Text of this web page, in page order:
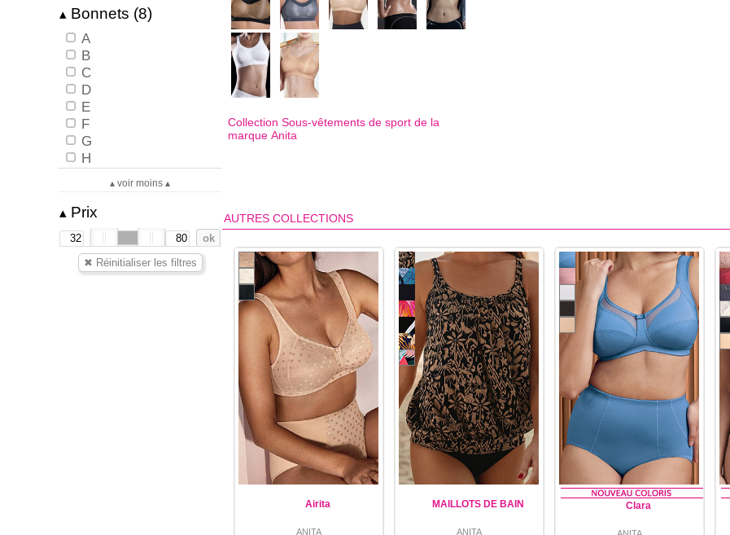
Rose elégant
Smart rose
▴ Bonnets (8)
A
B
C
D
E
F
G
H
▴ voir moins ▴
▴ Prix
Collection Sous-vêtements de sport de la
marque Anita
AUTRES COLLECTIONS
Airita
ANITA
MAILLOTS DE BAIN
ANITA
Clara